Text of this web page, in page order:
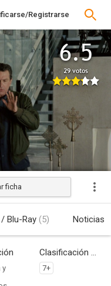
Registrarse
6.5
29 votos
Estrenada
ficha
/ Blu-Ray (5) Noticias
y
Clasificación por edades
7+